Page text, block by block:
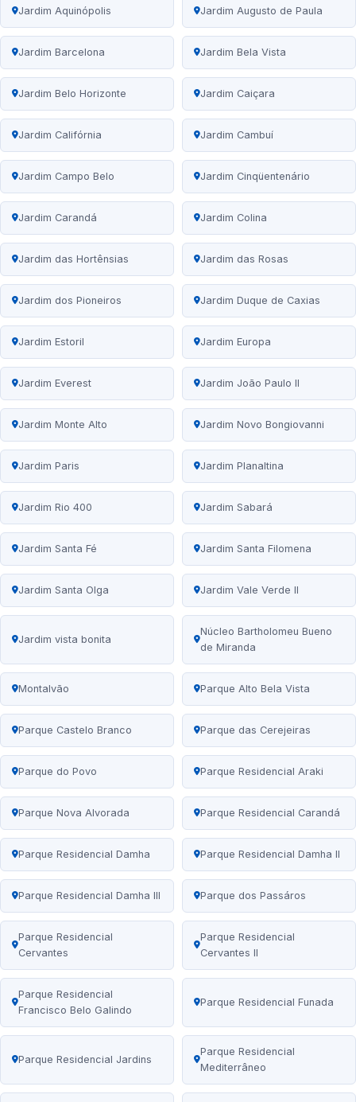
Jardim Aquinópolis Jardim Augusto de Paula
Jardim Barcelona Jardim Bela Vista
Jardim Belo Horizonte Jardim Caiçara
Jardim Califórnia Jardim Cambuí
Jardim Campo Belo Jardim Cinqüentenário
Jardim Carandá Jardim Colina
Jardim das Hortênsias Jardim das Rosas
Jardim dos Pioneiros Jardim Duque de Caxias
Jardim Estoril Jardim Europa
Jardim Everest Jardim João Paulo II
Jardim Monte Alto Jardim Novo Bongiovanni
Jardim Paris Jardim Planaltina
Jardim Rio 400 Jardim Sabará
Jardim Santa Fé Jardim Santa Filomena
Jardim Santa Olga Jardim Vale Verde II
Jardim vista bonita
Núcleo Bartholomeu Bueno
de Miranda
Montalvão Parque Alto Bela Vista
Parque Castelo Branco Parque das Cerejeiras
Parque do Povo Parque Residencial Araki
Parque Nova Alvorada Parque Residencial Carandá
Parque Residencial Damha Parque Residencial Damha II
Parque Residencial Damha III Parque dos Passáros
Parque Residencial
Cervantes
Parque Residencial
Cervantes II
Parque Residencial
Francisco Belo Galindo
Parque Residencial Funada
Parque Residencial Jardins
Parque Residencial
Mediterrâneo